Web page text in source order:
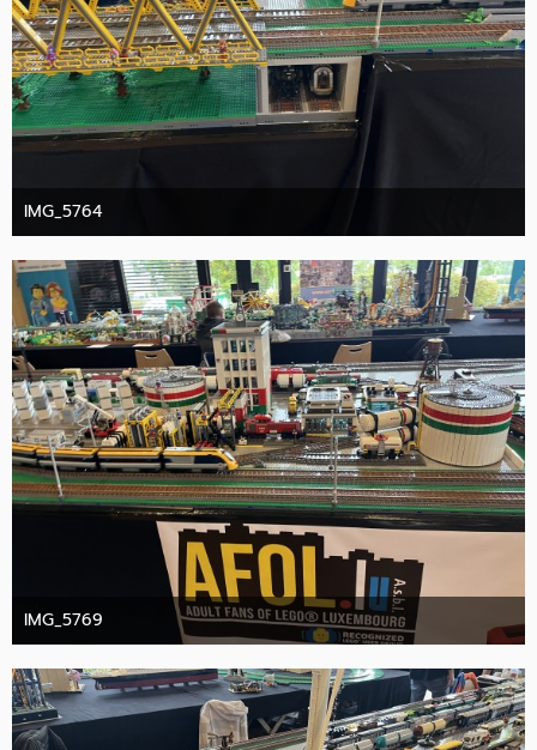
IMG_5764
10. Oktober 2025
IMG_5769
10. Oktober 2025